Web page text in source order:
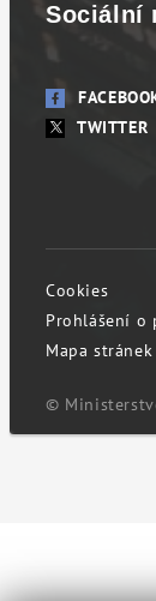
Sociální
TWITTER
Cookies
Prohlášení o
Mapa stránek
©